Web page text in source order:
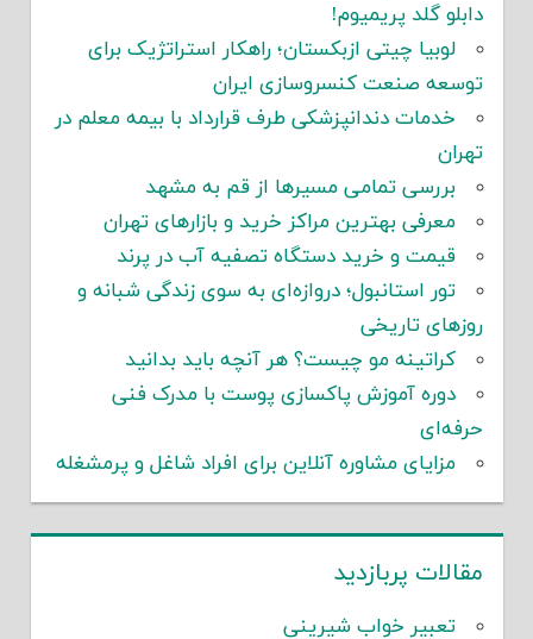
دابلو گلد پریمیوم!
لوبیا چیتی ازبکستان؛ راهکار استراتژیک برای
توسعه صنعت کنسروسازی ایران
خدمات دندانپزشکی طرف قرارداد با بیمه معلم در
تهران
بررسی تمامی مسیرها از قم به مشهد
معرفی بهترین مراکز خرید و بازارهای تهران
قیمت و خرید دستگاه تصفیه آب در پرند
تور استانبول؛ دروازه‌ای به سوی زندگی شبانه و
روزهای تاریخی
کراتینه مو چیست؟ هر آنچه باید بدانید
دوره آموزش پاکسازی پوست با مدرک فنی
حرفه‌ای
مزایای مشاوره آنلاین برای افراد شاغل و پرمشغله
مقالات پربازدید
تعبیر خواب شیرینی